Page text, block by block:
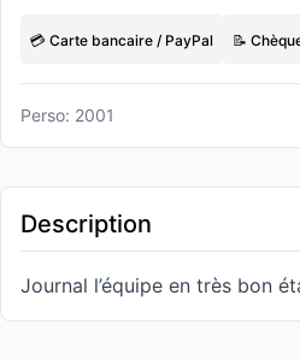
💳 Carte bancaire / PayPal 📝
Perso: 2001
Description
Journal l’équipe en très bon